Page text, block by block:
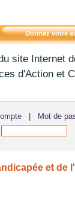
Donnez votre
site Internet
d'Action et
Mot de
et de